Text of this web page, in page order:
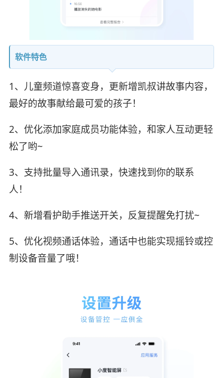
软件特色
1、儿童频道惊喜变身，更新增凯叔讲故事内容，
最好的故事献给最可爱的孩子！
2、优化添加家庭成员功能体验，和家人互动更轻
松了哟~
3、支持批量导入通讯录，快速找到你的联系
人！
4、新增看护助手推送开关，反复提醒免打扰~
5、优化视频通话体验，通话中也能实现摇铃或控
制设备音量了哦！